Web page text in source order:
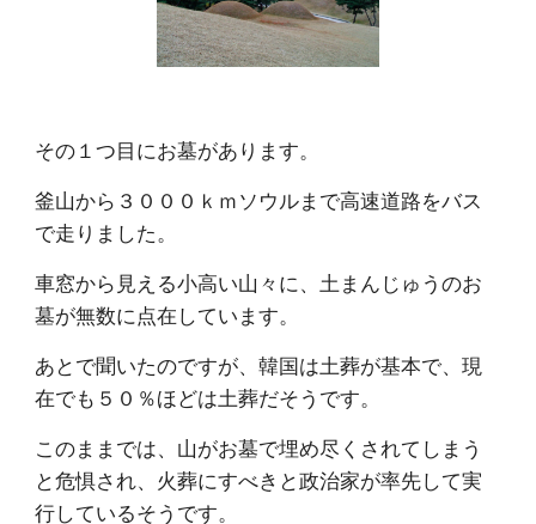
その１つ目にお墓があります。
釜山から３０００ｋｍソウルまで高速道路をバス
で走りました。
車窓から見える小高い山々に、土まんじゅうのお
墓が無数に点在しています。
あとで聞いたのですが、韓国は土葬が基本で、現
在でも５０％ほどは土葬だそうです。
このままでは、山がお墓で埋め尽くされてしまう
と危惧され、火葬にすべきと政治家が率先して実
行しているそうです。